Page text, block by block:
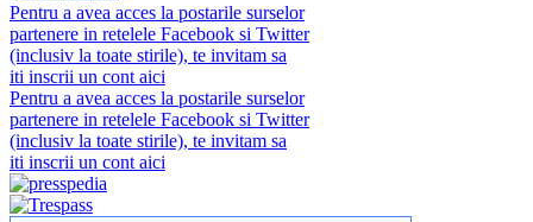
Pentru a avea acces la postarile surselor
partenere in retelele Facebook si Twitter
(inclusiv la toate stirile), te invitam sa
iti inscrii un cont aici
Pentru a avea acces la postarile surselor
partenere in retelele Facebook si Twitter
(inclusiv la toate stirile), te invitam sa
iti inscrii un cont aici